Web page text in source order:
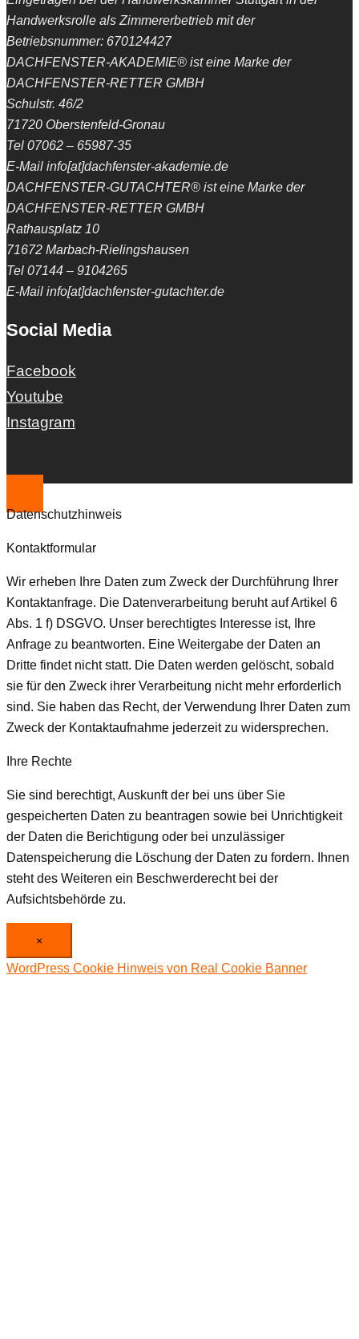
Handwerksrolle als Zimmererbetrieb mit der
Betriebsnummer: 670124427
DACHFENSTER-AKADEMIE® ist eine Marke der
DACHFENSTER-RETTER GMBH
Schulstr. 46/2
71720 Oberstenfeld-Gronau
Tel 07062 – 65987-35
E-Mail info[at]dachfenster-akademie.de
DACHFENSTER-GUTACHTER® ist eine Marke der
DACHFENSTER-RETTER GMBH
Rathausplatz 10
71672 Marbach-Rielingshausen
Tel 07144 – 9104265
E-Mail info[at]dachfenster-gutachter.de
Social Media
Facebook
Youtube
Instagram
Datenschutzhinweis
Kontaktformular
Wir erheben Ihre Daten zum Zweck der Durchführung Ihrer
Kontaktanfrage. Die Datenverarbeitung beruht auf Artikel 6
Abs. 1 f) DSGVO. Unser berechtigtes Interesse ist, Ihre
Anfrage zu beantworten. Eine Weitergabe der Daten an
Dritte findet nicht statt. Die Daten werden gelöscht, sobald
sie für den Zweck ihrer Verarbeitung nicht mehr erforderlich
sind. Sie haben das Recht, der Verwendung Ihrer Daten zum
Zweck der Kontaktaufnahme jederzeit zu widersprechen.
Ihre Rechte
Sie sind berechtigt, Auskunft der bei uns über Sie
gespeicherten Daten zu beantragen sowie bei Unrichtigkeit
der Daten die Berichtigung oder bei unzulässiger
Datenspeicherung die Löschung der Daten zu fordern. Ihnen
steht des Weiteren ein Beschwerderecht bei der
Aufsichtsbehörde zu.
×
WordPress Cookie Hinweis von Real Cookie Banner